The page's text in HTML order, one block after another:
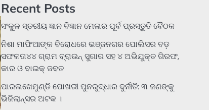
Recent Posts
ସଂକୁଳ ସ୍ତରୀୟ ଜ୍ଞାନ ବିଜ୍ଞାନ ମେଳାର ପୂର୍ବ ପ୍ରସ୍ତୁତି ବୈଠକ
ନିଶା ମାଫିଆଙ୍କ ବିରୋଧରେ ଭଞ୍ଜନଗର ପୋଲିସର ବଡ଼
ସଫଳତା୪୪ ଗ୍ରାମ ବ୍ରାଉନ୍ ସୁଗାର ସହ ୪ ଅଭିଯୁକ୍ତ ଗିରଫ,
କାର ଓ ବାଇକ୍ ଜବତ
ପାରଳାଖେମୁଣ୍ଡି ପୋଖରୀ ପୁନରୁଦ୍ଧାର ଦୁର୍ନୀତି: ୩ ଜଣଙ୍କୁ
ଭିଜିଲାନ୍ସର ଅଟକ ।